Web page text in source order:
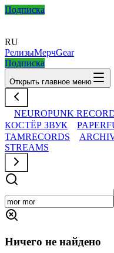
Подписка
RU
РелизыМерчGear
Подписка
Открыть главное меню
NEUROPUNK
КОСТЁР ЗВУК
TAMRECORDS
STREAMS
Ничего не найдено